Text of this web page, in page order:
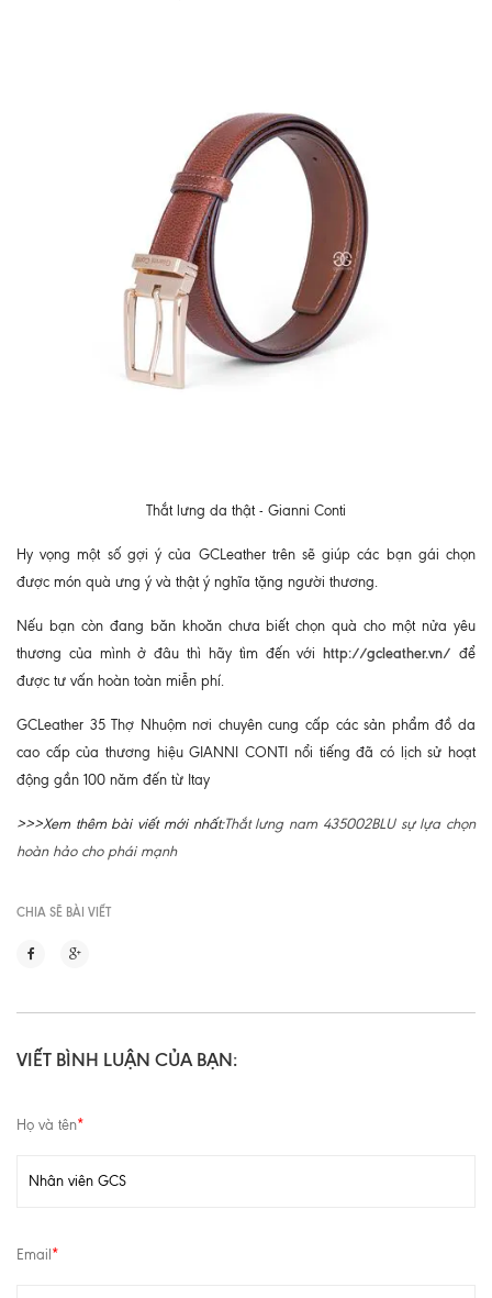
Thắt lưng da thật - Gianni Conti
Hy vọng một số gợi ý của GCLeather trên sẽ giúp các bạn gái chọn
được món quà ưng ý và thật ý nghĩa tặng người thương.
Nếu bạn còn đang băn khoăn chưa biết chọn quà cho một nửa yêu
thương của mình ở đâu thì hãy tìm đến với http://gcleather.vn/ để
được tư vấn hoàn toàn miễn phí.
GCLeather 35 Thợ Nhuộm nơi chuyên cung cấp các sản phẩm đồ da
cao cấp của thương hiệu GIANNI CONTI nổi tiếng đã có lịch sử hoạt
động gần 100 năm đến từ Itay
>>>Xem thêm bài viết mới nhất:Thắt lưng nam 435002BLU sự lựa chọn
hoàn hảo cho phái mạnh
CHIA SẼ BÀI VIẾT
VIẾT BÌNH LUẬN CỦA BẠN:
Họ và tên*
Email *